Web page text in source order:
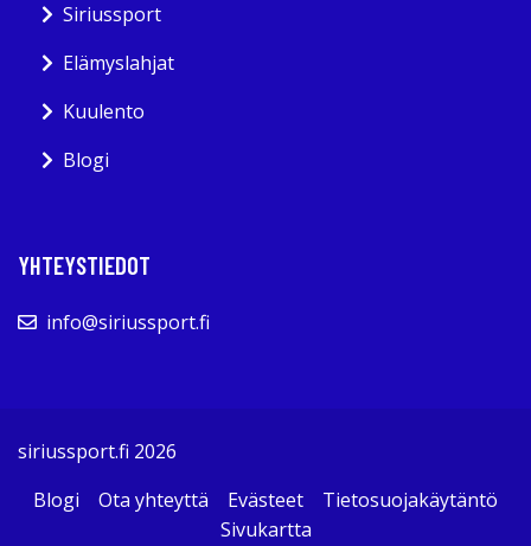
Siriussport
Elämyslahjat
Kuulento
Blogi
YHTEYSTIEDOT
info@siriussport.fi
siriussport.fi 2026
Blogi
Ota yhteyttä Evästeet
Tietosuojakäytäntö
Sivukartta